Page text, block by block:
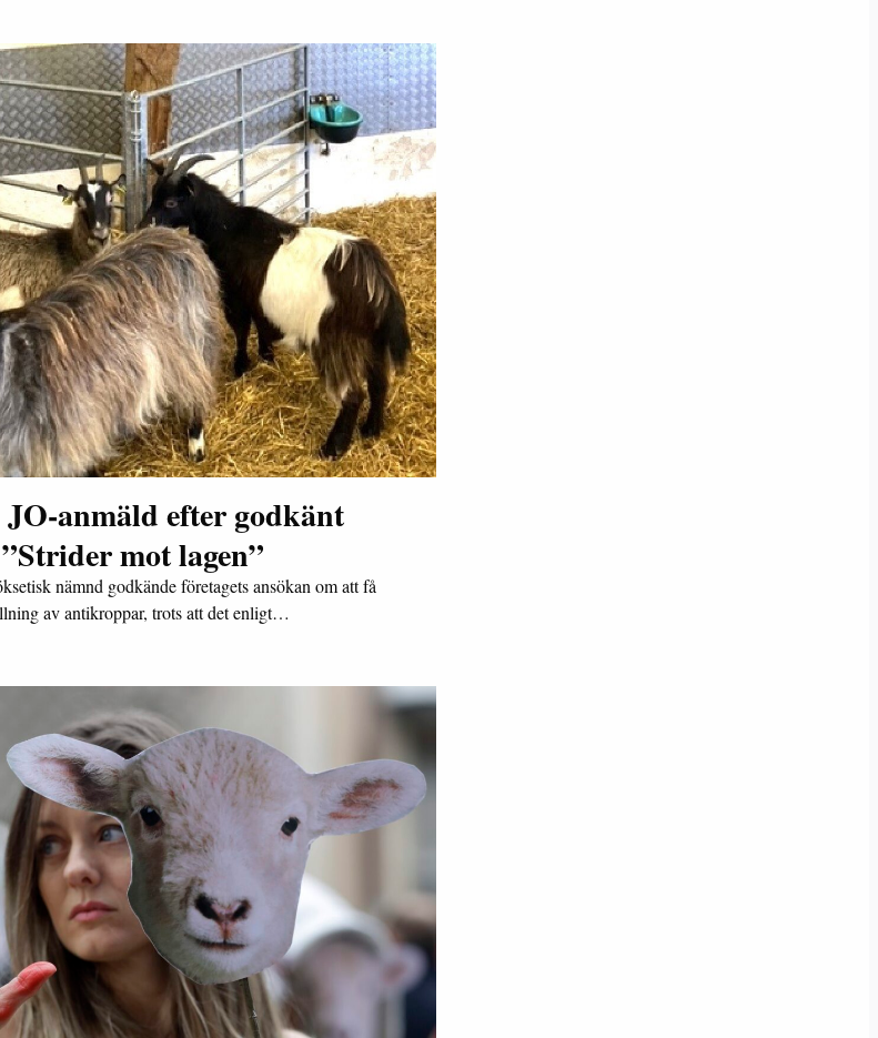
anmäld efter godkänt
mot lagen”
nämnd godkände företagets ansökan om att få
av antikroppar, trots att det enligt…